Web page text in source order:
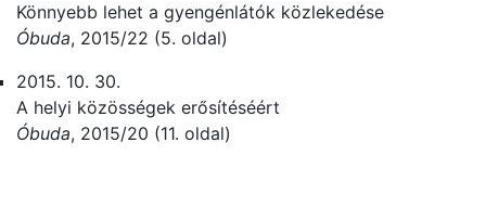
Könnyebb lehet a gyengénlátók közlekedése
Óbuda, 2015/22 (5. oldal)
2015. 10. 30.
A helyi közösségek erősítéséért
Óbuda, 2015/20 (11. oldal)